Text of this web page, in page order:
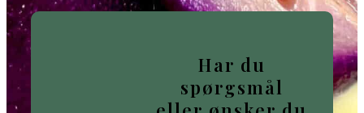
Har du
spørgsmål